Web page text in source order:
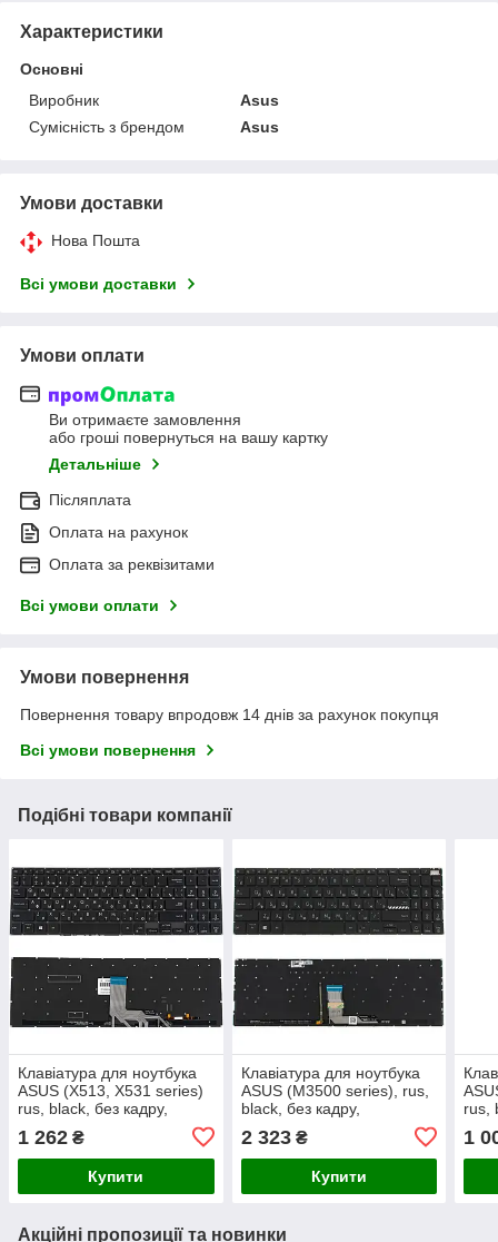
Характеристики
Основні
Виробник
Asus
Сумісність з брендом
Asus
Умови доставки
Нова Пошта
Всі умови доставки
Умови оплати
Ви отримаєте замовлення
або гроші повернуться на вашу картку
Детальніше
Післяплата
Оплата на рахунок
Оплата за реквізитами
Всі умови оплати
Умови повернення
Повернення товару впродовж 14 днів за рахунок покупця
Всі умови повернення
Подібні товари компанії
Клавіатура для ноутбука
ASUS (X513, X531 series)
rus, black, без кадру,
1 262 ₴
Купити
Клавіатура для ноутбука
ASUS (M3500 series), rus,
black, без кадру,
2 323₴
Купити
rus,
1
Акційні пропозиції та новинки